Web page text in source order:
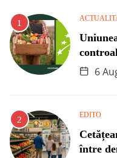
6
EDITO
între